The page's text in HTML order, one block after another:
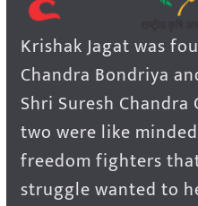
Krishak Jagat was
Chandra Bondriya
Shri Suresh Chandra
two were like
freedom fighters
struggle wanted to